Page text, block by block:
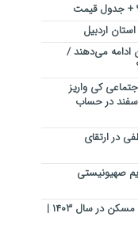
اردبیل
ادامه می‌دهند /
کی واریز
/عیدی قبل از ۱۰ اسفند در حساب
در ارتقای
صهیونیستی
دستور بازنگری افزایش حق مسکن در سال ۱۴۰۳ |